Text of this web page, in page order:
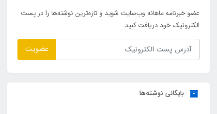
عضو خبرنامه ماهانه وب‌سایت شوید و تازه‌ترین نوشته‌ها را در پست
الکترونیک خود دریافت کنید.
عضویت
بایگانی نوشته‌ها